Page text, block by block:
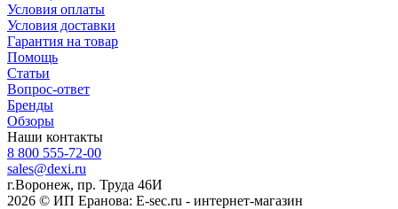
Условия оплаты
Условия доставки
Гарантия на товар
Помощь
Статьи
Вопрос-ответ
Бренды
Обзоры
Наши контакты
8 800 555-72-00
sales@dexi.ru
г.Воронеж, пр. Труда 46И
2026 © ИП Еранова: E-sec.ru - интернет-магазин